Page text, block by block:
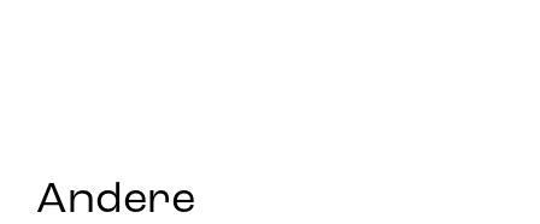
Andere